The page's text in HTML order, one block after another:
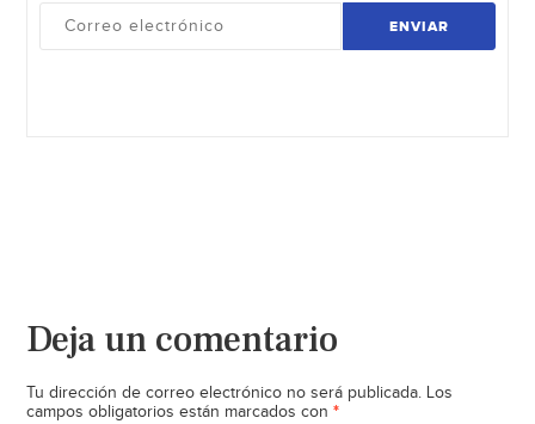
ENVIAR
Deja un comentario
Tu dirección de correo electrónico no será publicada. Los
campos obligatorios están marcados con *